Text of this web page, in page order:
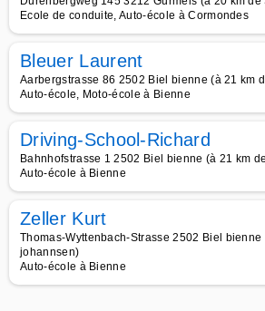
Ecole de conduite, Auto-école à Cormondes
Bleuer Laurent
Aarbergstrasse 86 2502 Biel bienne (à 21 km
Auto-école, Moto-école à Bienne
Driving-School-Richard
Bahnhofstrasse 1 2502 Biel bienne (à 21 km
Auto-école à Bienne
Zeller Kurt
Thomas-Wyttenbach-Strasse 2502 Biel bienne
johannsen)
Auto-école à Bienne